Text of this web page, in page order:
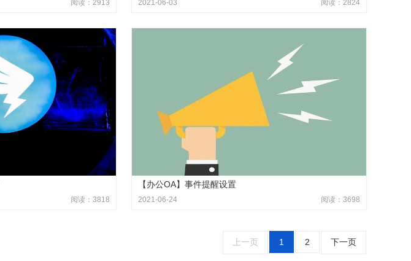
阅读：2913 2021-06-03 阅读：2824
阅读：3818
【办公OA】事件提醒设置
2021-06-24 阅读：3698
上一页 1 2 下一页